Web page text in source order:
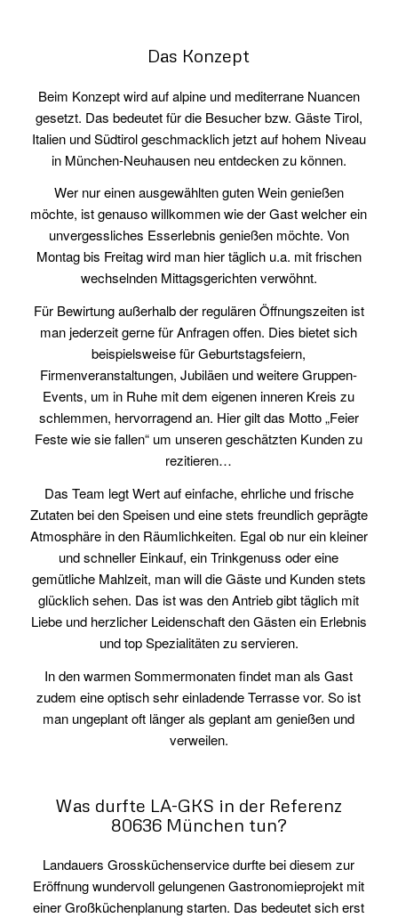
Das Konzept
Beim Konzept wird auf alpine und mediterrane Nuancen
gesetzt. Das bedeutet für die Besucher bzw. Gäste Tirol,
Italien und Südtirol geschmacklich jetzt auf hohem Niveau
in München-Neuhausen neu entdecken zu können.
Wer nur einen ausgewählten guten Wein genießen
möchte, ist genauso willkommen wie der Gast welcher ein
unvergessliches Esserlebnis genießen möchte. Von
Montag bis Freitag wird man hier täglich u.a. mit frischen
wechselnden Mittagsgerichten verwöhnt.
Für Bewirtung außerhalb der regulären Öffnungszeiten ist
man jederzeit gerne für Anfragen offen. Dies bietet sich
beispielsweise für Geburtstagsfeiern,
Firmenveranstaltungen, Jubiläen und weitere Gruppen-
Events, um in Ruhe mit dem eigenen inneren Kreis zu
schlemmen, hervorragend an. Hier gilt das Motto „Feier
Feste wie sie fallen“ um unseren geschätzten Kunden zu
rezitieren…
Das Team legt Wert auf einfache, ehrliche und frische
Zutaten bei den Speisen und eine stets freundlich geprägte
Atmosphäre in den Räumlichkeiten. Egal ob nur ein kleiner
und schneller Einkauf, ein Trinkgenuss oder eine
gemütliche Mahlzeit, man will die Gäste und Kunden stets
glücklich sehen. Das ist was den Antrieb gibt täglich mit
Liebe und herzlicher Leidenschaft den Gästen ein Erlebnis
und top Spezialitäten zu servieren.
In den warmen Sommermonaten findet man als Gast
zudem eine optisch sehr einladende Terrasse vor. So ist
man ungeplant oft länger als geplant am genießen und
verweilen.
Was durfte LA-GKS in der Referenz
80636 München tun?
Landauers Grossküchenservice durfte bei diesem zur
Eröffnung wundervoll gelungenen Gastronomieprojekt mit
einer Großküchenplanung starten. Das bedeutet sich erst